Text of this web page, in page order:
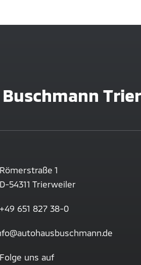
Römerstraße 1
D-54311 Trierweiler
+49 651 827 38-0
Folge uns auf